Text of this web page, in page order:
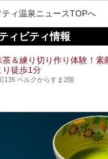
れた身体には温泉です！京都に
しい温泉がたくさんあります。
すすめの温泉・温浴施設をまと
ティ温泉ニュースTOPへ
ィビティ情報
茶＆練り切り作り体験！素
り徒歩1分
135 ベルクからすま2階